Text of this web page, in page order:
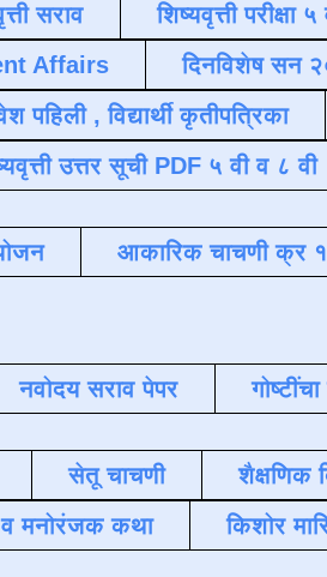
सराव शिष्यवृत्ती परीक्षा
Affairs दिनविशेष सन
पहिली , विद्यार्थी कृतीपत्रिका
उत्तर सूची PDF ५ वी व ८ वी
आकारिक चाचणी क्र १
नवोदय सराव पेपर
सेतू चाचणी शैक्षणिक
मनोरंजक कथा किशोर